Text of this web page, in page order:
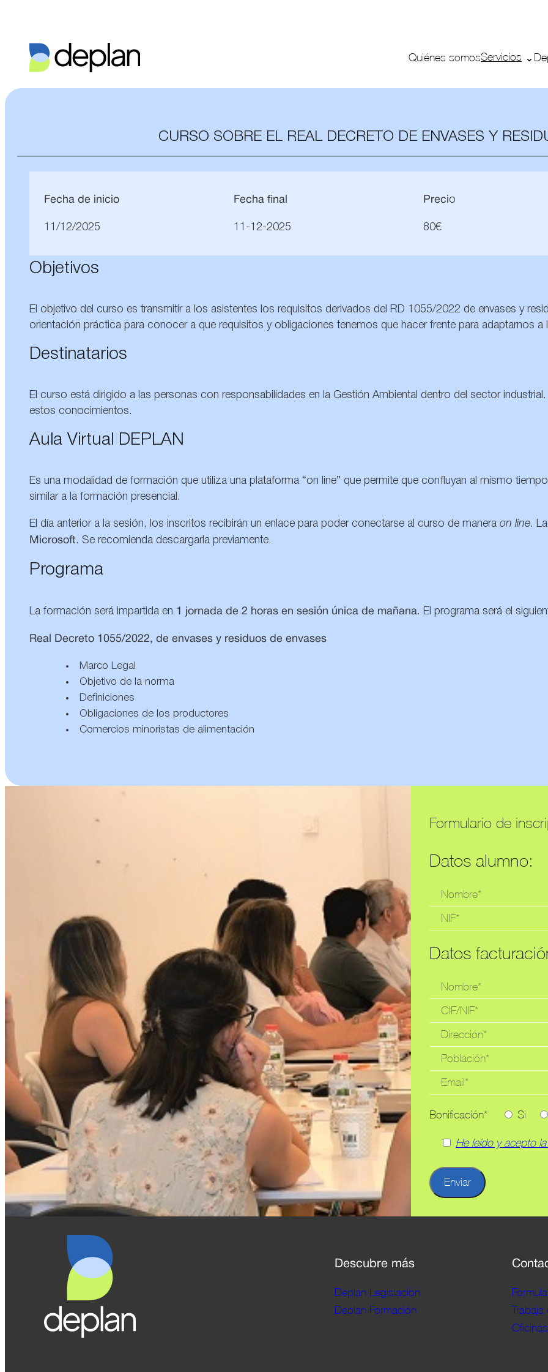
Quiénes somosServicios
CURSO SOBRE EL REAL DECRETO DE ENVASES Y
Fecha de inicio
11/12/2025
Fecha final
11-12-2025
Precio
80€
Objetivos
El objetivo del curso es transmitir a los asistentes los requisitos derivados del RD 1055/2022 de envases y
orientación práctica para conocer a que requisitos y obligaciones tenemos que hacer frente para adaptarnos a
Destinatarios
El curso está dirigido a las personas con responsabilidades en la Gestión Ambiental dentro del sector
estos conocimientos.
Aula Virtual DEPLAN
Es una modalidad de formación que utiliza una plataforma “on line” que permite que confluyan al mismo
similar a la formación presencial.
El día anterior a la sesión, los inscritos recibirán un enlace para poder conectarse al curso de manera on line.
Microsoft. Se recomienda descargarla previamente.
Programa
La formación será impartida en 1 jornada de 2 horas en sesión única de mañana. El programa será el
Real Decreto 1055/2022, de envases y residuos de envases
Marco Legal
Objetivo de la norma
Definiciones
Obligaciones de los productores
Comercios minoristas de alimentación
Formulario de
Datos alumno:
Datos
Bonificación* Si
He leído y acepto
Descubre más
Deplan Legislación
Deplan Formación
Oficinas